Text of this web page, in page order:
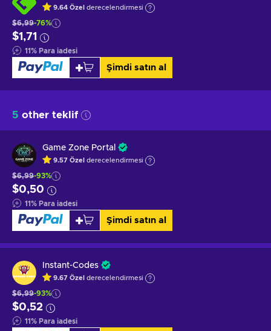
9.64 Özel derecelendirmesi
$6,99-76%
$1,71
11% Para iadesi
Şimdi satın al
5 other teklif
Game Zone Portal
9.57 Özel derecelendirmesi
$6,99-93%
$0,50
11% Para iadesi
Şimdi satın al
Instant-Codes
9.67 Özel derecelendirmesi
$6,99-93%
$0,52
11% Para iadesi